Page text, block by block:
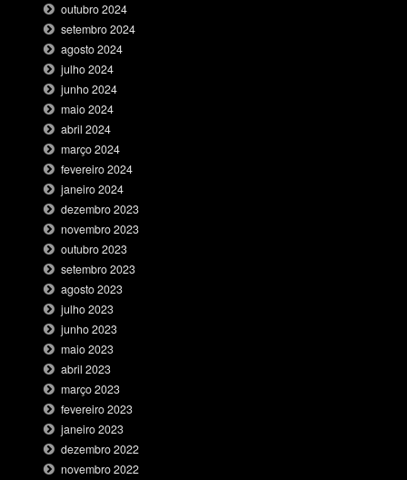
outubro 2024
setembro 2024
agosto 2024
julho 2024
junho 2024
maio 2024
abril 2024
março 2024
fevereiro 2024
janeiro 2024
dezembro 2023
novembro 2023
outubro 2023
setembro 2023
agosto 2023
julho 2023
junho 2023
maio 2023
abril 2023
março 2023
fevereiro 2023
janeiro 2023
dezembro 2022
novembro 2022